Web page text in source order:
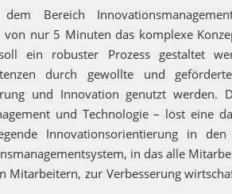
Bereich
von nur 5 Minuten das komplexe
ein robuster Prozess gestaltet
durch gewollte und
und Innovation genutzt werden.
und Technologie – löst eine
Innovationsorientierung in
in das alle
zur Verbesserung